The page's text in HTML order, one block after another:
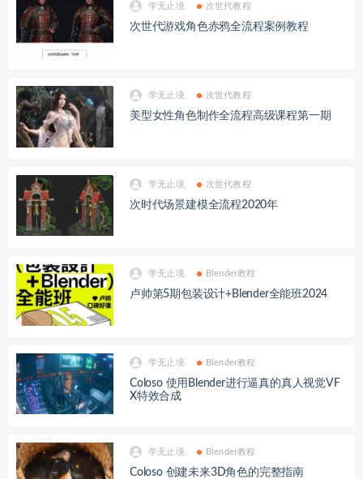
学无止境 次世代教程
次世代游戏角色赤鸦全流程案例教程
学无止境 次世代教程
美型女性角色制作全流程高级课程第一期
学无止境 次世代教程
次时代场景建模全流程2020年
学无止境 Blender教程
卢帅第5期包装设计+Blender全能班2024
学无止境 Blender教程
Coloso 使用Blender进行逼真的真人视觉VF
X特效合成
学无止境 Blender教程
Coloso 创建未来3D角色的完整指南